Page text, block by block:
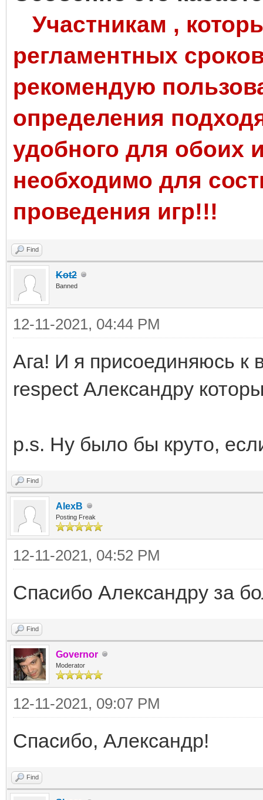
Участникам ,
регламентных
рекомендую
определения
удобного для обоих
необходимо для
проведения игр!!!
Find
Kot2
Banned
12-11-2021, 04:44 PM
Ага! И я присоединяюсь к
respect Александру
p.s. Ну было бы круто,
Find
AlexB
Posting Freak
12-11-2021, 04:52 PM
Спасибо Александру за
Find
Governor
Moderator
12-11-2021, 09:07 PM
Спасибо, Александр!
Find